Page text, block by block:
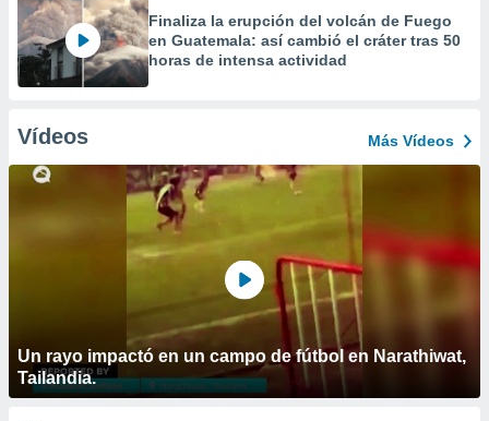
Finaliza la erupción del volcán de Fuego
en Guatemala: así cambió el cráter tras 50
horas de intensa actividad
Vídeos Más Vídeos
Un rayo impactó en un campo de fútbol en Narathiwat,
Tailandia.